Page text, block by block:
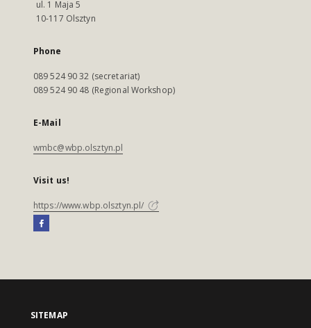
ul. 1 Maja 5
10-117 Olsztyn
Phone
089 524 90 32 (secretariat)
089 524 90 48 (Regional Workshop)
E-Mail
wmbc@wbp.olsztyn.pl
Visit us!
https://www.wbp.olsztyn.pl/
SITEMAP